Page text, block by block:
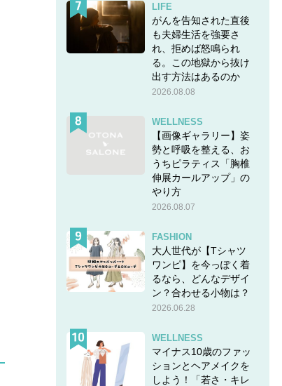
LIFE
がんを告知された直後
も夫婦生活を強要さ
れ、拒めば怒鳴られ
る。この地獄から抜け
出す方法はあるのか
2026.08.08
WELLNESS
【画像ギャラリー】姿
勢と呼吸を整える、お
うちピラティス「胸椎
伸展カールアップ」の
やり方
2026.08.07
FASHION
大人世代が【Tシャツ
ワンピ】を今っぽく着
るなら、どんなデザイ
ン？合わせる小物は？
2026.06.28
WELLNESS
マイナス10歳のファッ
ションとヘアメイクを
しよう！「若さ・キレ